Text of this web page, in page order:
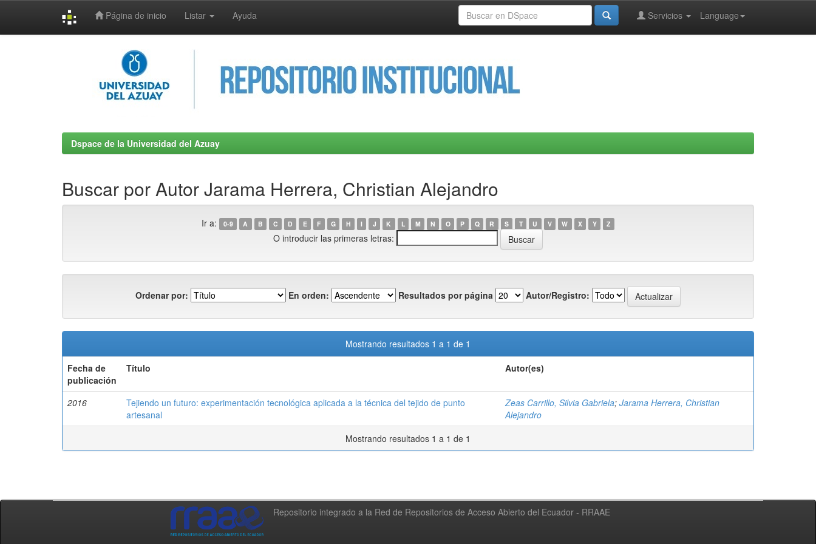
Página de inicio Listar Ayuda Language
Servicios
Dspace de la Universidad del Azuay
Buscar por Autor Jarama Herrera, Christian Alejandro
Ir a: 0-9 A B C D E F G H I J K L M N O P Q R S T U V W X Y Z
O introducir las primeras letras:
Ordenar por: En orden: Resultados por página Autor/Registro:
Mostrando resultados 1 a 1 de 1
Fecha de
publicación
Título Autor(es)
2016
Tejiendo un futuro: experimentación tecnológica aplicada a la técnica del tejido de punto
artesanal
Zeas Carrillo, Silvia Gabriela; Jarama Herrera, Christian
Alejandro
Mostrando resultados 1 a 1 de 1
Repositorio integrado a la Red de Repositorios de Acceso Abierto del Ecuador - RRAAE